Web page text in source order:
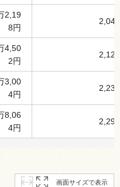
2,19
8円
4,50
2円
3,00
4円
8,06
4円
画面サイズで表示